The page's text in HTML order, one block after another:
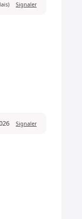
Signaler
Signaler